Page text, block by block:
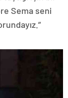
Sema seni